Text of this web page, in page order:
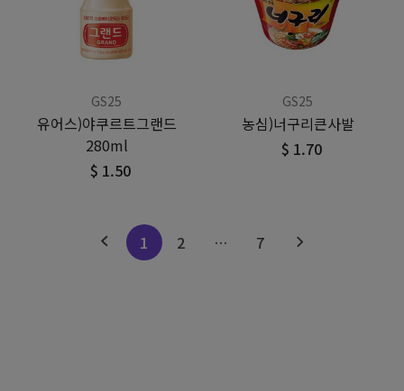
GS25
유어스)야쿠르트그랜드
280ml
$ 1.50
GS25
농심)너구리큰사발
$ 1.70
1 2 … 7